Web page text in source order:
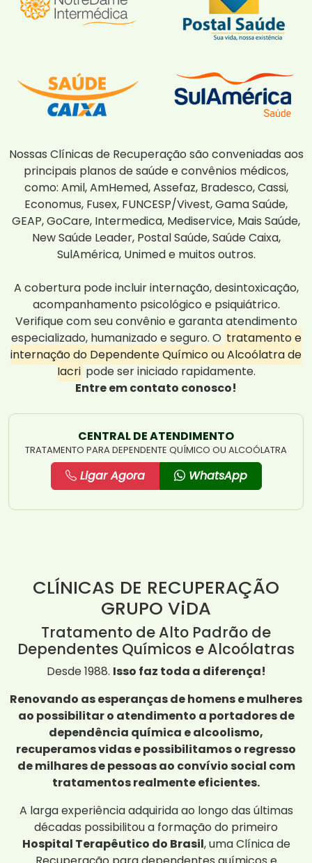
Nossas Clínicas de Recuperação são conveniadas aos
principais planos de saúde e convênios médicos,
como: Amil, AmHemed, Assefaz, Bradesco, Cassi,
Economus, Fusex, FUNCESP/Vivest, Gama Saúde,
GEAP, GoCare, Intermedica, Mediservice, Mais Saúde,
New Saúde Leader, Postal Saúde, Saúde Caixa,
SulAmérica, Unimed e muitos outros.
A cobertura pode incluir internação, desintoxicação,
acompanhamento psicológico e psiquiátrico.
Verifique com seu convênio e garanta atendimento
especializado, humanizado e seguro. O tratamento e
internação do Dependente Químico ou Alcoólatra de
Iacri pode ser iniciado rapidamente.
Entre em contato conosco!
CENTRAL DE ATENDIMENTO
TRATAMENTO PARA DEPENDENTE QUÍMICO OU ALCOÓLATRA
Ligar Agora WhatsApp
CLÍNICAS DE RECUPERAÇÃO
GRUPO ViDA
Tratamento de Alto Padrão de
Dependentes Químicos e Alcoólatras
Desde 1988. Isso faz toda a diferença!
Renovando as esperanças de homens e mulheres
ao possibilitar o atendimento a portadores de
dependência química e alcoolismo,
recuperamos vidas e possibilitamos o regresso
de milhares de pessoas ao convívio social com
tratamentos realmente eficientes.
A larga experiência adquirida ao longo das últimas
décadas possibilitou a formação do primeiro
Hospital Terapêutico do Brasil, uma Clínica de